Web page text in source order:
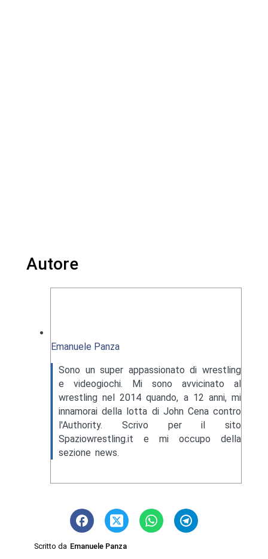
Autore
Emanuele Panza
Sono un super appassionato di wrestling
e videogiochi. Mi sono avvicinato al
wrestling nel 2014 quando, a 12 anni, mi
innamorai della lotta di John Cena contro
l'Authority. Scrivo per il sito
Spaziowrestling.it e mi occupo della
sezione news.
Scritto da Emanuele Panza